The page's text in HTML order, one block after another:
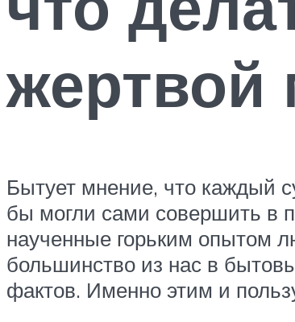
жертвой
Бытует мнение, что каждый
бы могли сами совершить в
наученные горьким опытом
большинство из нас в
фактов. Именно этим и